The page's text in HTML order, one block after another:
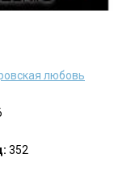
любовь
352